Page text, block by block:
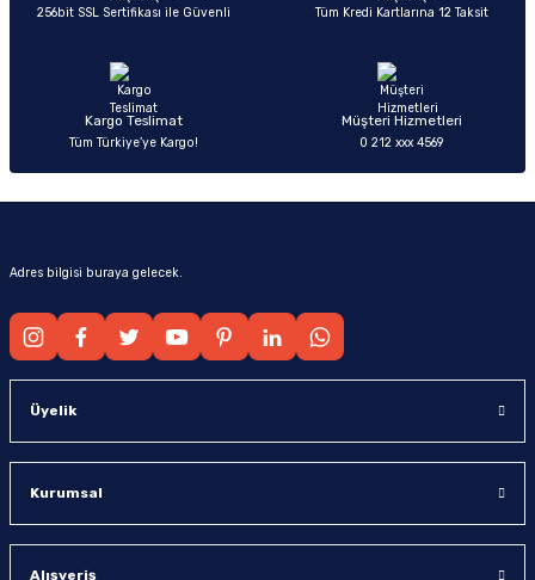
Ürün fiyatı diğer sitelerden daha pahalı.
256bit SSL Sertifikası ile Güvenli Tüm Kredi Kartlarına 12 Taksit
Kargo Teslimat
Tüm Türkiye’ye Kargo!
Müşteri Hizmetleri
0 212 xxx 4569
Adres bilgisi buraya gelecek.
Üyelik
Kurumsal
Alışveriş